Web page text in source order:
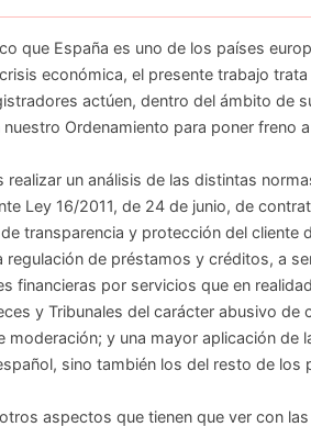
que España es uno de los países
económica, el presente trabajo
actúen, dentro del ámbito de
Ordenamiento para poner freno
un análisis de las distintas
Ley 16/2011, de 24 de junio, de
transparencia y protección del cliente
de préstamos y créditos, a
financieras por servicios que en
y Tribunales del carácter abusivo de
y una mayor aplicación de
sino también los del resto de los
aspectos que tienen que ver con